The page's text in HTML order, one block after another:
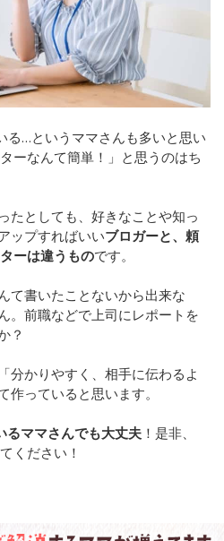
る…というママさんも多いと思い
ーなんて簡単！」と思うのはち
たとしても、好きなことや知っ
ップすればいいブロガーと、頼
ーは違うものです。
て書いたことないから出来な
。前職などで上司にレポートを
？
分かりやすく、相手に伝わるよ
作っていると思います。
るママさんでも大丈夫 ！是非、
ください！